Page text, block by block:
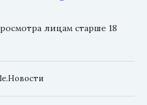
лицам старше 18